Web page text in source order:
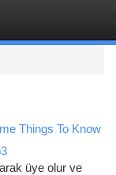
Things To Know
üye olur ve